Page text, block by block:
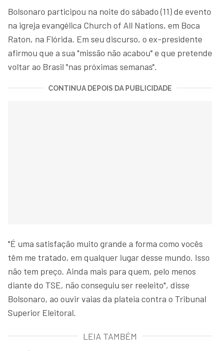
Bolsonaro participou na noite do sábado (11) de evento
na igreja evangélica Church of All Nations, em Boca
Raton, na Flórida. Em seu discurso, o ex-presidente
afirmou que a sua "missão não acabou" e que pretende
voltar ao Brasil "nas próximas semanas".
CONTINUA DEPOIS DA PUBLICIDADE
"É uma satisfação muito grande a forma como vocês
têm me tratado, em qualquer lugar desse mundo. Isso
não tem preço. Ainda mais para quem, pelo menos
diante do TSE, não conseguiu ser reeleito", disse
Bolsonaro, ao ouvir vaias da plateia contra o Tribunal
Superior Eleitoral.
LEIA TAMBÉM